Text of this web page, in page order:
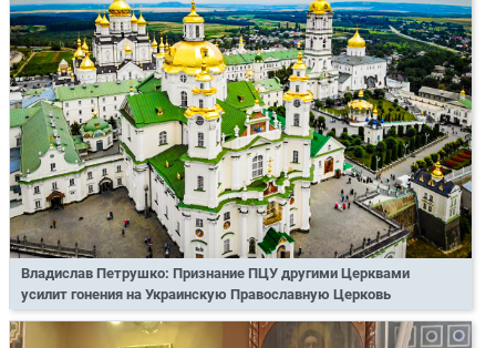
Владислав Петрушко: Признание ПЦУ другими Церквами
усилит гонения на Украинскую Православную Церковь